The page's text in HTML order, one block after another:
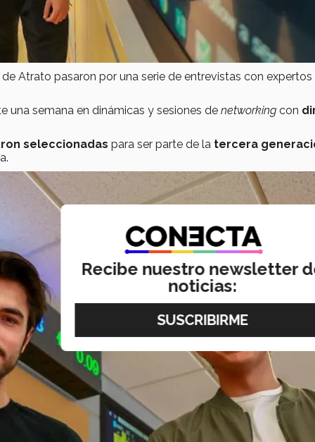
Atrato pasaron por una serie de entrevistas con
una semana en dinámicas y sesiones de networking con
seleccionadas para ser parte de la tercera
Recibe nuestro newsletter
noticias: